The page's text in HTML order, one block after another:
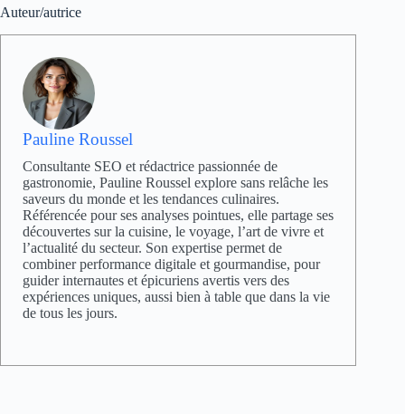
Auteur/autrice
Pauline Roussel
Consultante SEO et rédactrice passionnée de
gastronomie, Pauline Roussel explore sans relâche les
saveurs du monde et les tendances culinaires.
Référencée pour ses analyses pointues, elle partage ses
découvertes sur la cuisine, le voyage, l’art de vivre et
l’actualité du secteur. Son expertise permet de
combiner performance digitale et gourmandise, pour
guider internautes et épicuriens avertis vers des
expériences uniques, aussi bien à table que dans la vie
de tous les jours.